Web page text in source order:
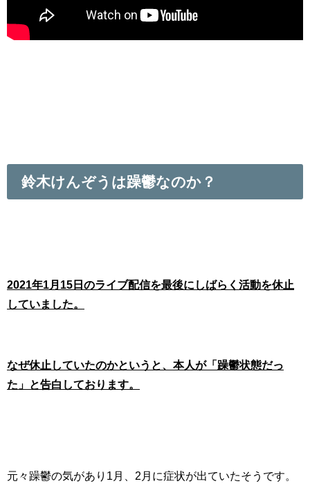
鈴木けんぞうは躁鬱なのか？
2021年1月15日のライブ配信を最後にしばらく活動を休止
していました。
なぜ休止していたのかというと、本人が「躁鬱状態だっ
た」と告白しております。
元々躁鬱の気があり1月、2月に症状が出ていたそうです。